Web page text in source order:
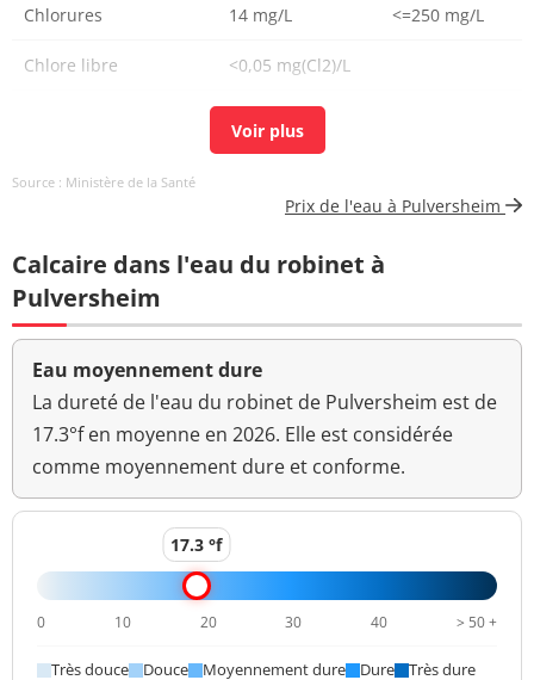
Chlorures 14 mg/L <=250 mg/L
Chlore libre <0,05 mg(Cl2)/L
<0,05 mg(Cl2)/L
total
Couleur (qualitatif)
changement
Bactéries coliformes
/100ml-MS
Bact. aér. revivifiables
à 22°-68h
9 n/mL
à 36°-44h
<1 n/mL
Magnésium 6,8 mg(Mg)/L
Ammonium (en NH4) <0,05 mg/L <=0,1 mg/L
Aucun
Source : Ministère de la Santé
Prix de l'eau à Pulversheim
Calcaire dans l'eau du robinet à
Pulversheim
Eau moyennement dure
La dureté de l'eau du robinet de Pulversheim est de
17.3°f en moyenne en 2026. Elle est considérée
comme moyennement dure et conforme.
17.3 °f
0 10 20 30 40 > 50 +
Très douce Douce Moyennement dure Dure Très dure